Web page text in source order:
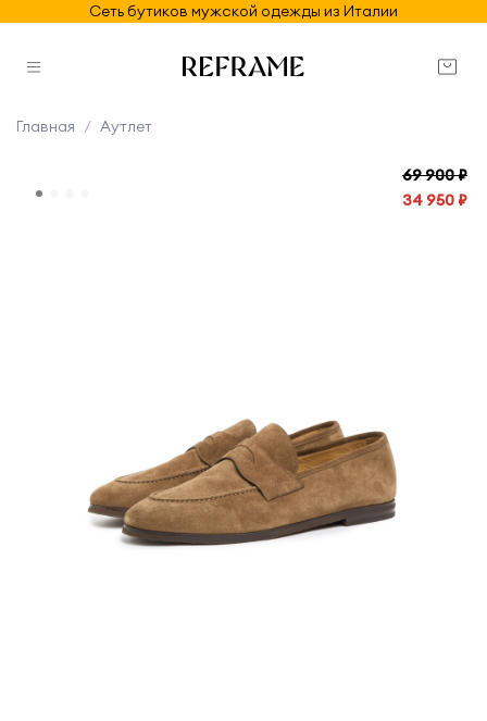
Сеть бутиков мужской одежды из Италии
Главная Аутлет
69 900 ₽
34 950 ₽